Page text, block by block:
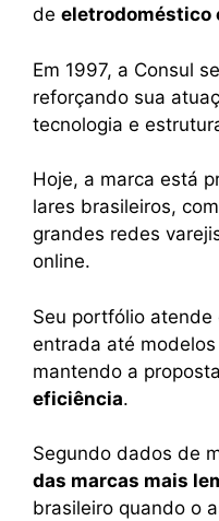
de eletrodoméstico
Em 1997, a Consul
reforçando sua
tecnologia e
Hoje, a marca está
lares brasileiros,
grandes redes
online.
Seu portfólio
entrada até
mantendo a
eficiência.
Segundo dados de
das marcas mais
brasileiro quando o